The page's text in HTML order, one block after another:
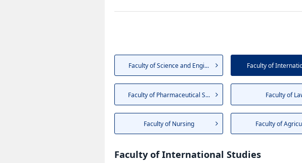
Faculty of Science and Engi... Faculty of
Faculty of Pharmaceutical S... Faculty of
Faculty of Nursing Faculty of
Faculty of International Studies